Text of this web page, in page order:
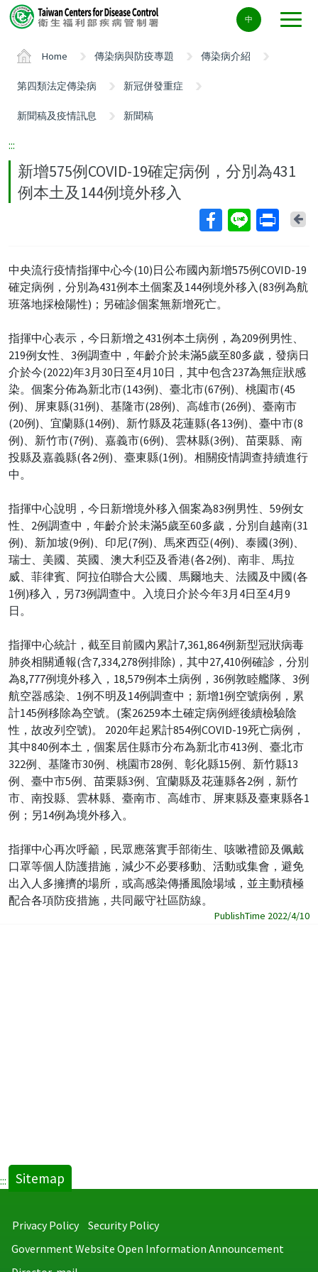
Center
block
中
Home 傳染病與防疫專題 傳染病介紹
第四類法定傳染病 新冠併發重症
新聞稿及疫情訊息 新聞稿
:::
新增575例COVID-19確定病例，分別為431
例本土及144例境外移入
中央流行疫情指揮中心今(10)日公布國內新增575例COVID-19
確定病例，分別為431例本土個案及144例境外移入(83例為航
班落地採檢陽性)；另確診個案無新增死亡。
指揮中心表示，今日新增之431例本土病例，為209例男性、
219例女性、3例調查中，年齡介於未滿5歲至80多歲，發病日
介於今(2022)年3月30日至4月10日，其中包含237為無症狀感
染。個案分佈為新北市(143例)、臺北市(67例)、桃園市(45
例)、屏東縣(31例)、基隆市(28例)、高雄市(26例)、臺南市
(20例)、宜蘭縣(14例)、新竹縣及花蓮縣(各13例)、臺中市(8
例)、新竹市(7例)、嘉義市(6例)、雲林縣(3例)、苗栗縣、南
投縣及嘉義縣(各2例)、臺東縣(1例)。相關疫情調查持續進行
中。
指揮中心說明，今日新增境外移入個案為83例男性、59例女
性、2例調查中，年齡介於未滿5歲至60多歲，分別自越南(31
例)、新加坡(9例)、印尼(7例)、馬來西亞(4例)、泰國(3例)、
瑞士、美國、英國、澳大利亞及香港(各2例)、南非、馬拉
威、菲律賓、阿拉伯聯合大公國、馬爾地夫、法國及中國(各
1例)移入，另73例調查中。入境日介於今年3月4日至4月9
日。
指揮中心統計，截至目前國內累計7,361,864例新型冠狀病毒
肺炎相關通報(含7,334,278例排除)，其中27,410例確診，分別
為8,777例境外移入，18,579例本土病例，36例敦睦艦隊、3例
航空器感染、1例不明及14例調查中；新增1例空號病例，累
計145例移除為空號。(案26259本土確定病例經後續檢驗陰
性，故改列空號)。 2020年起累計854例COVID-19死亡病例，
其中840例本土，個案居住縣市分布為新北市413例、臺北市
322例、基隆市30例、桃園市28例、彰化縣15例、新竹縣13
例、臺中市5例、苗栗縣3例、宜蘭縣及花蓮縣各2例，新竹
市、南投縣、雲林縣、臺南市、高雄市、屏東縣及臺東縣各1
例；另14例為境外移入。
指揮中心再次呼籲，民眾應落實手部衛生、咳嗽禮節及佩戴
口罩等個人防護措施，減少不必要移動、活動或集會，避免
出入人多擁擠的場所，或高感染傳播風險場域，並主動積極
配合各項防疫措施，共同嚴守社區防線。
PublishTime 2022/4/10
::: Sitemap
Privacy Policy
Security Policy
Government Website Open Information Announcement